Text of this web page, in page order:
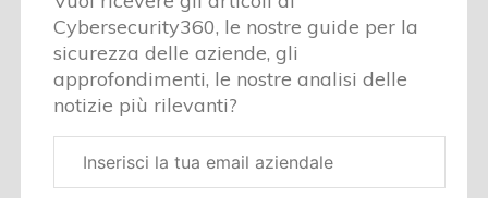
Cybersecurity360, le nostre guide per la
sicurezza delle aziende, gli
approfondimenti, le nostre analisi delle
notizie più rilevanti?
aziendale